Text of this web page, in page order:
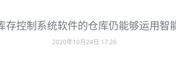
存控制系统软件的仓库仍能够运用智
2020年10月24日 17:26